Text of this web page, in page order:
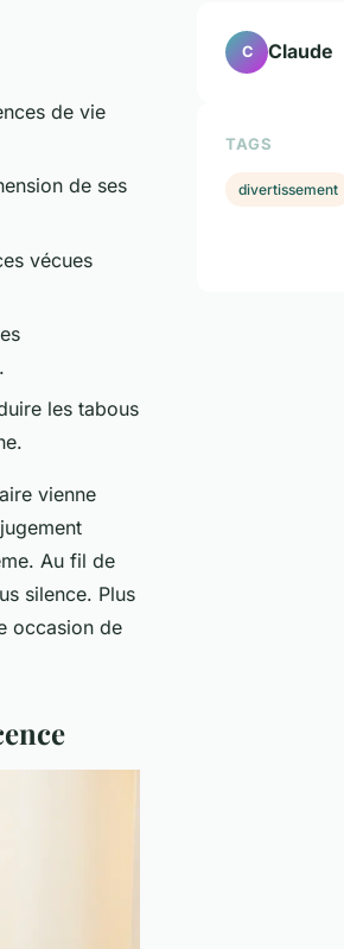
de vie
de ses
vécues
les tabous
vienne
jugement
Au fil de
silence. Plus
occasion de
C Claude
TAGS
divertissement